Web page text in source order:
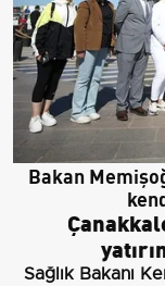
Bakan
Sağlık Bakanı